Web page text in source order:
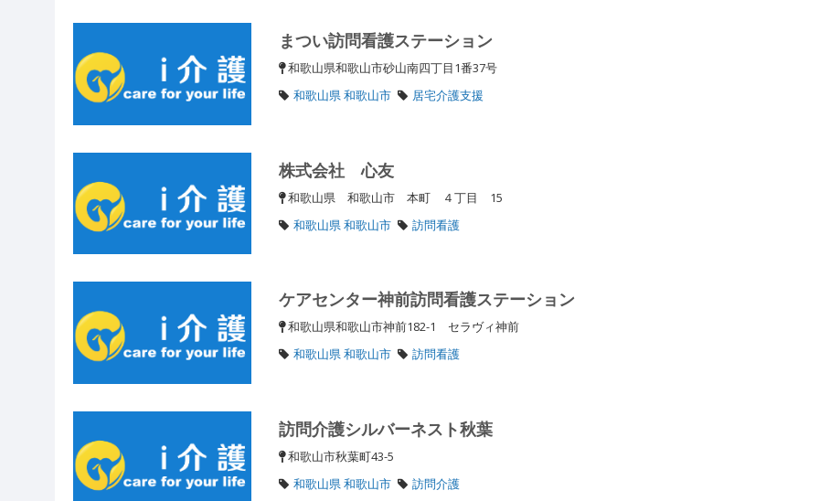
まつい訪問看護ステーション
和歌山県和歌山市砂山南四丁目1番37号
和歌山県 和歌山市
居宅介護支援
株式会社 心友
和歌山県 和歌山市 本町 ４丁目 15
和歌山県 和歌山市
訪問看護
ケアセンター神前訪問看護ステーション
和歌山県和歌山市神前182-1 セラヴィ神前
和歌山県 和歌山市
訪問看護
訪問介護シルバーネスト秋葉
和歌山市秋葉町43-5
和歌山県 和歌山市
訪問介護